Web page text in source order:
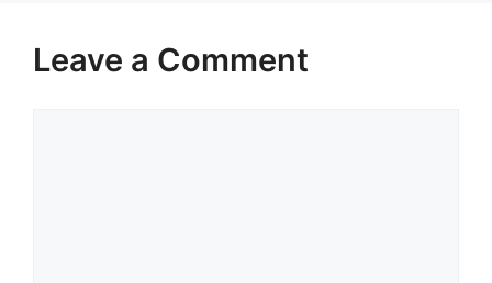
Leave a Comment